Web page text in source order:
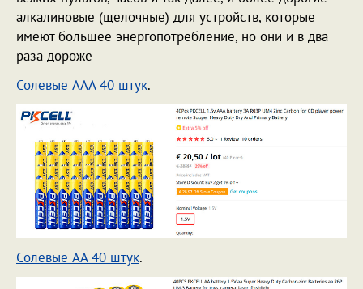
алкалиновые (щелочные) для устройств, которые
имеют большее энергопотребление, но они и в два
раза дороже
Солевые AAA 40 штук.
Солевые AA 40 штук.